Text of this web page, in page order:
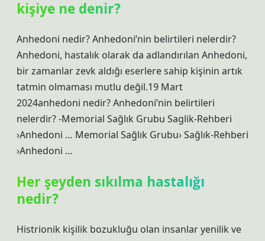
kişiye ne denir?
Anhedoni nedir? Anhedoni’nin belirtileri nelerdir?
Anhedoni, hastalık olarak da adlandırılan Anhedoni,
bir zamanlar zevk aldığı eserlere sahip kişinin artık
tatmin olmaması mutlu değil.19 Mart
2024anhedoni nedir? Anhedoni’nin belirtileri
nelerdir? -Memorial Sağlık Grubu Saglik-Rehberi
›Anhedoni … Memorial Sağlık Grubu› Sağlık-Rehberi
›Anhedoni …
Her şeyden sıkılma hastalığı
nedir?
Histrionik kişilik bozukluğu olan insanlar yenilik ve